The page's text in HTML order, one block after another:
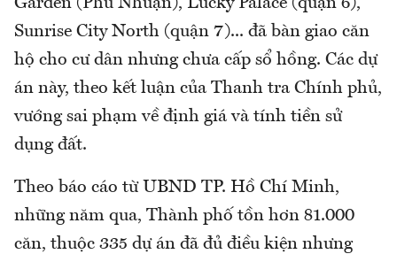
Sunrise City North (quận 7)... đã bàn giao căn
hộ cho cư dân nhưng chưa cấp sổ hồng. Các dự
án này, theo kết luận của Thanh tra Chính phủ,
vướng sai phạm về định giá và tính tiền sử
dụng đất.
Theo báo cáo từ UBND TP. Hồ Chí Minh,
những năm qua, Thành phố tồn hơn 81.000
căn, thuộc 335 dự án đã đủ điều kiện nhưng